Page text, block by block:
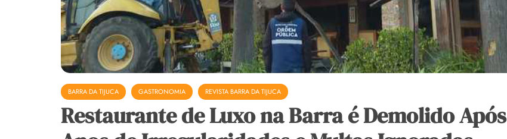
BARRA DA TIJUCA GASTRONOMIA REVISTA BARRA DA TIJUCA
Restaurante de Luxo na Barra é Demolido Após